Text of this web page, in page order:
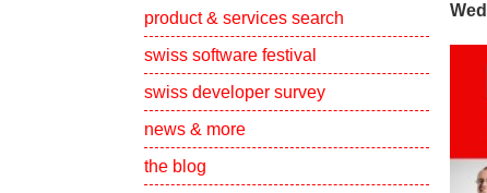
product & services search
Show
swiss software festival
swiss developer survey
Show
news & more Show
the blog